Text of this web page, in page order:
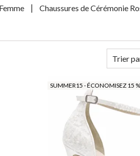
Chaussures de Cérémonie
Trier
SUMMER15 - ÉCONOMISEZ 15 %